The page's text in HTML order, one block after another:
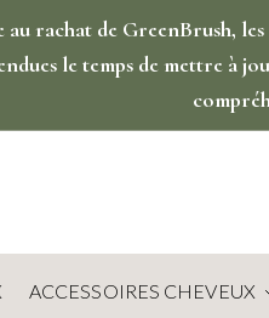
au rachat de GreenBrush,
le temps de mettre à
ACCESSOIRES CHEVEUX